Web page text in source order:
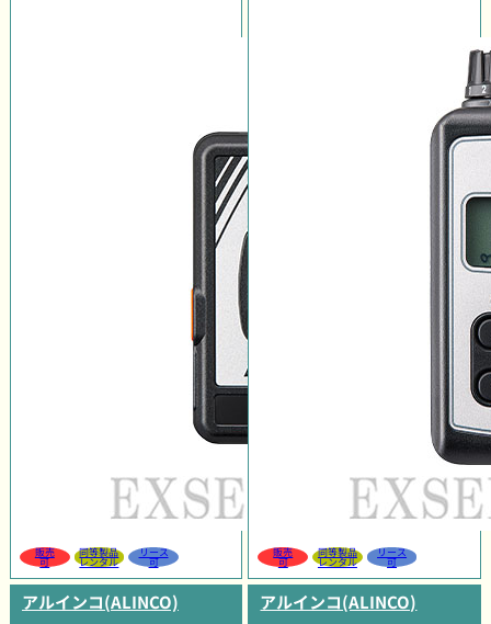
販売
可
同等製品
レンタル
リース
可
販売
可
同等製品
レンタル
リース
可
アルインコ(ALINCO) アルインコ(ALINCO)